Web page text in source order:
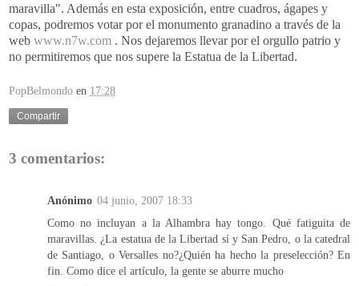
maravilla". Además en esta exposición, entre cuadros, ágapes y
copas, podremos votar por el monumento granadino a través de la
web www.n7w.com . Nos dejaremos llevar por el orgullo patrio y
no permitiremos que nos supere la Estatua de la Libertad.
PopBelmondo en 17:28
Compartir
3 comentarios:
Anónimo 04 junio, 2007 18:33
Como no incluyan a la Alhambra hay tongo. Qué fatiguita de
maravillas. ¿La estatua de la Libertad sí y San Pedro, o la catedral
de Santiago, o Versalles no?¿Quién ha hecho la preselección? En
fin. Como dice el artículo, la gente se aburre mucho